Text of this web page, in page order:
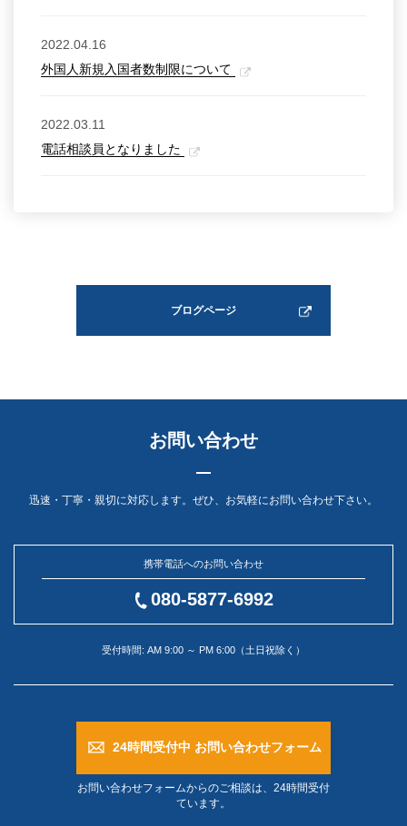
2022.04.16
外国人新規入国者数制限について
2022.03.11
電話相談員となりました
ブログページ
お問い合わせ
迅速・丁寧・親切に対応します。ぜひ、お気軽にお問い合わせ下さい。
携帯電話へのお問い合わせ
080-5877-6992
受付時間: AM 9:00 ～ PM 6:00（土日祝除く）
24時間受付中 お問い合わせフォーム
お問い合わせフォームからのご相談は、24時間受付
ています。